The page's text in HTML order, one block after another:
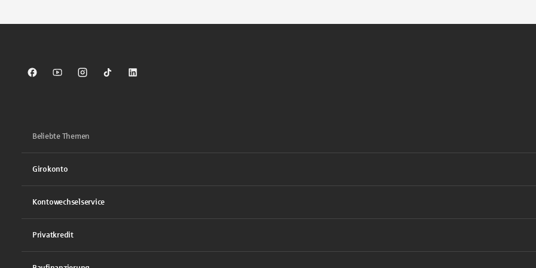
Sparkasse auf Facebook
Sparkasse auf Youtube
Sparkasse auf Instagram
Sparkasse auf TikTok
Sparkasse auf LinkedIn
Beliebte Themen
Girokonto
Kontowechselservice
Privatkredit